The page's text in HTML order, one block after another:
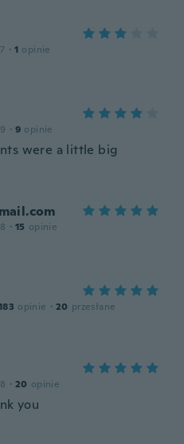
· 1 opinie
· 9 opinie
were a little big
· 15 opinie
opinie · 20 przesłane
· 20 opinie
you